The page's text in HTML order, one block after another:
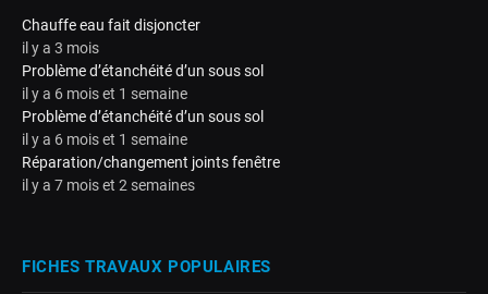
Chauffe eau fait disjoncter
il y a 3 mois
Problème d’étanchéité d’un sous sol
il y a 6 mois et 1 semaine
Problème d’étanchéité d’un sous sol
il y a 6 mois et 1 semaine
Réparation/changement joints fenêtre
il y a 7 mois et 2 semaines
FICHES TRAVAUX POPULAIRES